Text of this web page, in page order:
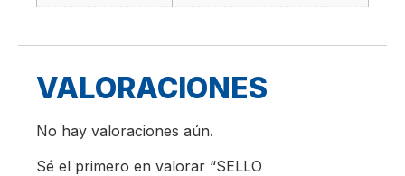
VALORACIONES
No hay valoraciones aún.
Sé el primero en valorar “SELLO